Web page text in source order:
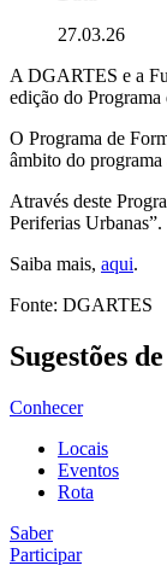
27.03.26
A DGARTES e a
edição do
O Programa de
âmbito do
Através deste
Periferias Urbanas”.
Saiba mais, aqui.
Fonte: DGARTES
Sugestões
Conhecer
Locais
Eventos
Rota
Saber
Participar